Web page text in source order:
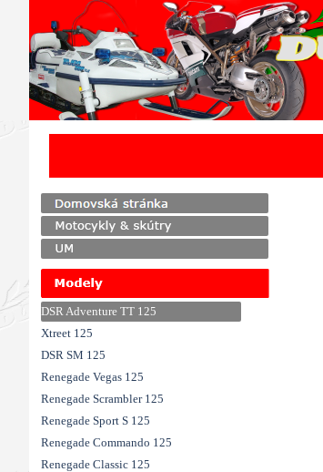
DSR Adventure TT 125
Xtreet 125
DSR SM 125
Renegade Vegas 125
Renegade Scrambler 125
Renegade Sport S 125
Renegade Commando 125
Renegade Classic 125